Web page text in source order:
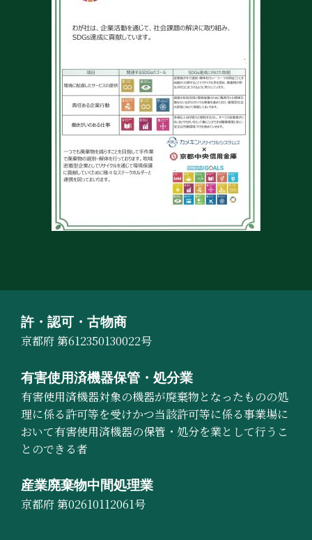
許・認可・古物商
京都府 第612350130022号
有害使用済機器保管・処分業
有害使用済機器対象の機器が廃棄物となったものの処
理に係る許可等を受けかつ当該許可等に係る事業場に
おいて有害使用済機器の保管・処分を業として行うこ
とのできる者
産業廃棄物中間処理業
京都府 第02610112061号